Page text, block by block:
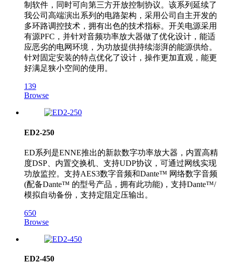
制软件，同时可向第三方开放控制协议。该系列延续了
我公司高端演出系列的电路架构，采用公司自主开发的
多环路调控技术，拥有出色的技术指标。开关电源采用
有源PFC，并针对音频功率放大器做了优化设计，能适
应恶劣的电网环境，为功放提供持续澎湃的能源供给。
针对固定安装的特点优化了设计，操作更加直观，能更
好满足狭小空间的使用。
139
Browse
ED2-250
ED系列是ENNE推出的新款数字功率放大器，内置高精
度DSP、内置交换机、支持UDP协议，可通过网线实现
功放监控。支持AES3数字音频和Dante™ 网络数字音频
(配备Dante™ 的型号产品，拥有此功能)，支持Dante™/
模拟自动备份，支持定阻定压输出。
650
Browse
ED2-450